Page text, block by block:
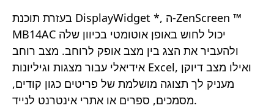
בעזרת תוכנת DisplayWidget *, ה-ZenScreen ™
MB14AC יכול לחוש באופן אוטומטי בכיוון שלה
ולהעביר את הצג בין מצב אופק לרוחב. מצב רוחב
אידיאלי עבור מצגות וגיליונות Excel, ואילו מצב דיוקן
מעניק לך תצוגה מושלמת של פריטים כגון קודים,
מסמכים, ספרים או אתרי אינטרנט לנייד.